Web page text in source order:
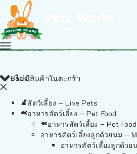
ไม่มีสินค้าในตะกร้า
Back
สัตว์เลี้ยง – Live Pets
อาหารสัตว์เลี้ยง – Pet Food
อาหารสัตว์เลี้ยง – Pet Food
อาหารสัตว์เลี้ยงลูกด้วยนม –
อาหารสัตว์เลี้ยงลูกด้วย